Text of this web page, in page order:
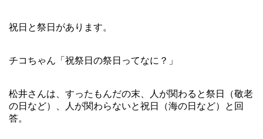
祝日と祭日があります。
チコちゃん「祝祭日の祭日ってなに？」
松井さんは、すったもんだの末、人が関わると祭日（敬老
の日など）、人が関わらないと祝日（海の日など）と回
答。